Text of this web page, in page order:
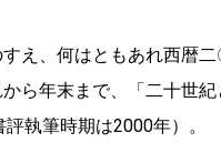
え、何はともあれ西暦
ら年末まで、「二十世
執筆時期は2000年）。